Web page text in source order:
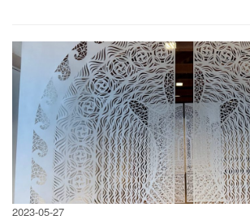
2023-05-27